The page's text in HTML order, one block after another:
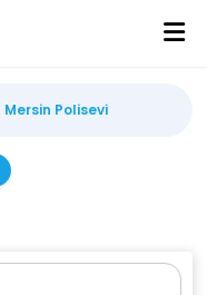
Mersin Polisevi